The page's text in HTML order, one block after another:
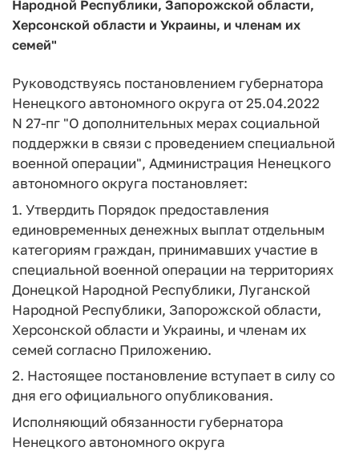
Народной Республики, Запорожской области,
Херсонской области и Украины, и членам их
семей"
Руководствуясь постановлением губернатора
Ненецкого автономного округа от 25.04.2022
N 27-пг "О дополнительных мерах социальной
поддержки в связи с проведением специальной
военной операции", Администрация Ненецкого
автономного округа постановляет:
1. Утвердить Порядок предоставления
единовременных денежных выплат отдельным
категориям граждан, принимавших участие в
специальной военной операции на территориях
Донецкой Народной Республики, Луганской
Народной Республики, Запорожской области,
Херсонской области и Украины, и членам их
семей согласно Приложению.
2. Настоящее постановление вступает в силу со
дня его официального опубликования.
Исполняющий обязанности губернатора
Ненецкого автономного округа